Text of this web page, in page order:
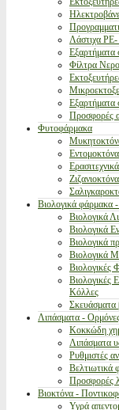
Λάστιχα
Εξαρτήματα
Φίλτρα
Εξαρτήματα
Προσφορές
Φυτοφάρμακα
Ζιζανιοκτόνα
Βιολογικά φάρμακα
Βιολογικά
Βιολογικά
Βιολογικά
Βιολογικά
Βιολογικές
Βιολογικές
Κόλλες
Σκευάσματα
Λιπάσματα -
Κοκκώδη
Λιπάσματα
Ρυθμιστές
Βελτιωτικά
Προσφορές
Βιοκτόνα -
Υγρά